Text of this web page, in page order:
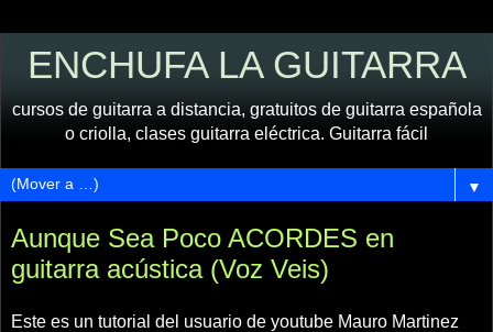
ENCHUFA LA GUITARRA
cursos de guitarra a distancia, gratuitos de guitarra española
o criolla, clases guitarra eléctrica. Guitarra fácil
▼
Aunque Sea Poco ACORDES en
guitarra acústica (Voz Veis)
Este es un tutorial del usuario de youtube Mauro Martinez